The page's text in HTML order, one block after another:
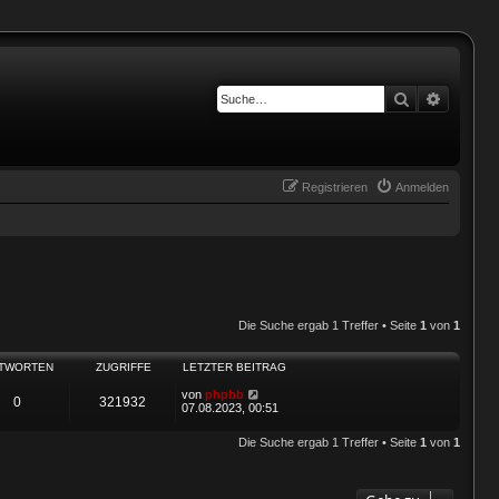
Suche
Anmelden
Registrieren
Die Suche ergab 1 Treffer • Seite 1 von 1
ZUGRIFFE LETZTER BEITRAG
0 321932 von phpbb
07.08.2023, 00:51
Die Suche ergab 1 Treffer • Seite 1 von 1